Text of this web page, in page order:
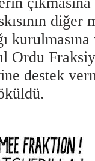
diğer
Ordu
destek